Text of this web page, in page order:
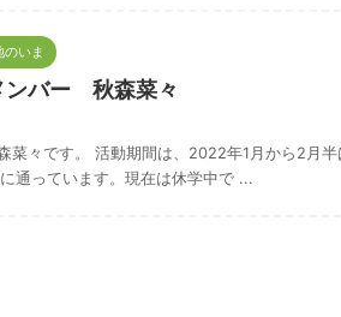
いま
バー 秋森菜々
菜々です。 活動期間は、2022年1月から2月
通っています。現在は休学中で ...